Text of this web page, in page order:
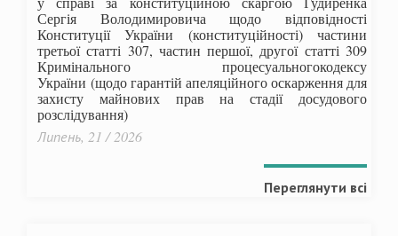
Сергія Володимировича щодо відповідності
Конституції України (конституційності) частини
третьої статті 307, частин першої, другої статті 309
Кримінального процесуальногокодексу
України (щодо гарантій апеляційного оскарження для
захисту майнових прав на стадії досудового
розслідування)
Липень, 21 / 2026
Переглянути всі